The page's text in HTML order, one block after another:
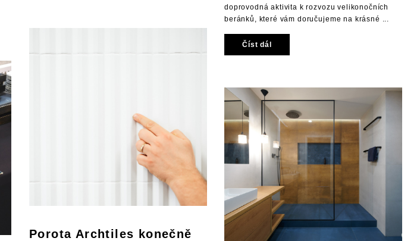
doprovodná aktivita k rozvozu velikonočních
beránků, které vám doručujeme na krásné ...
Číst dál
Porota Archtiles konečně